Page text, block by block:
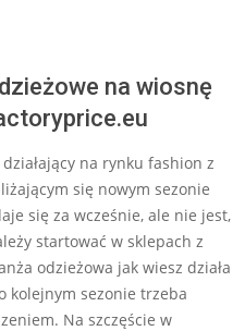
na wiosnę
na rynku fashion z
się nowym sezonie
się za wcześnie, ale nie jest,
startować w sklepach z
odzieżowa jak wiesz działa
kolejnym sezonie trzeba
Na szczęście w